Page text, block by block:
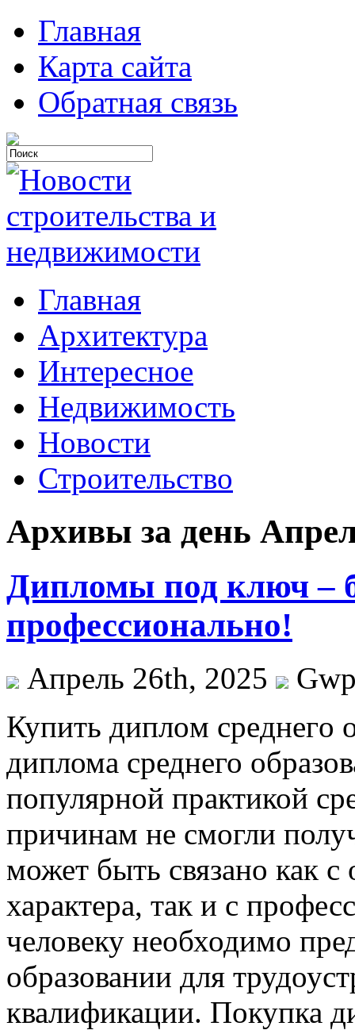
Главная
Карта сайта
Обратная связь
Главная
Архитектура
Интересное
Недвижимость
Новости
Строительство
Архивы за день
Дипломы под ключ –
профессионально!
Апрель 26th, 2025
Купить диплoм срeднeгo
диплома среднего
популярной практикой
причинам не смогли
может быть связано как с
характера, так и с
человеку необходимо
образовании для
квалификации. Покупка